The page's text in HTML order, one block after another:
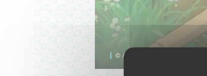
© Akiyuki Nosaka - Shinchosha